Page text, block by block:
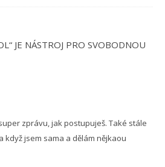
JE NÁSTROJ PRO SVOBODNOU
zprávu, jak postupuješ. Také stále
když jsem sama a dělám nějkaou